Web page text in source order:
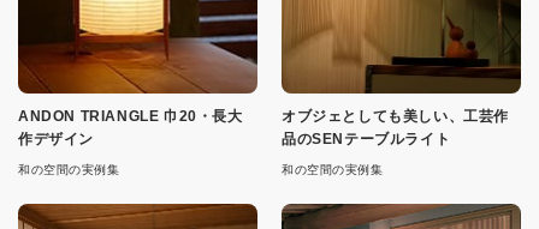
ANDON TRIANGLE 巾20・長大
作デザイン
和の空間の実例集
オブジェとしても美しい、工芸作
品のSENテーブルライト
和の空間の実例集